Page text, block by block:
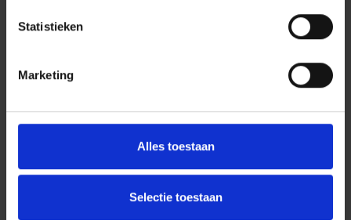
Statistieken
Marketing
Alles toestaan
Selectie toestaan